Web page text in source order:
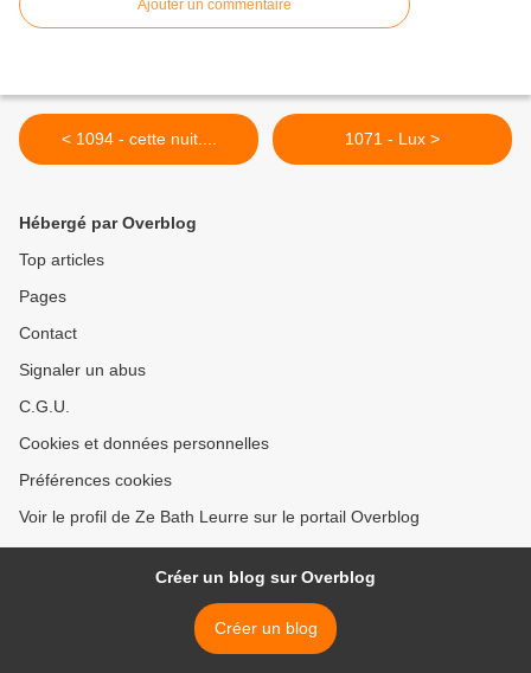
Ajouter un commentaire
< 1094 - cette nuit.... 1071 - Lux >
Hébergé par Overblog
Top articles
Pages
Contact
Signaler un abus
C.G.U.
Cookies et données personnelles
Préférences cookies
Voir le profil de Ze Bath Leurre sur le portail Overblog
Créer un blog sur Overblog
Créer un blog